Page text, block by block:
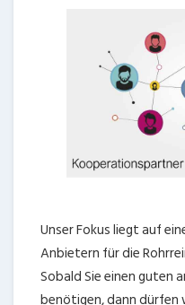
Unser Fokus liegt auf
Anbietern für die
Sobald Sie einen guten
benötigen, dann dürfen